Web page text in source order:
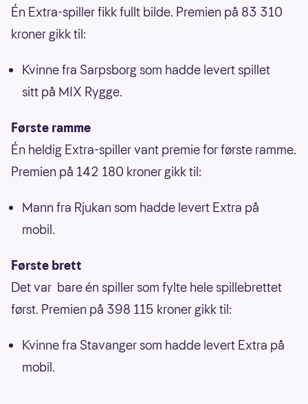
Én Extra-spiller fikk fullt bilde. Premien på 83 310
kroner gikk til:
Kvinne fra Sarpsborg som hadde levert spillet
sitt på MIX Rygge.
Første ramme
Én heldig Extra-spiller vant premie for første ramme.
Premien på 142 180 kroner gikk til:
Mann fra Rjukan som hadde levert Extra på
mobil.
Første brett
Det var bare én spiller som fylte hele spillebrettet
først. Premien på 398 115 kroner gikk til:
Kvinne fra Stavanger som hadde levert Extra på
mobil.